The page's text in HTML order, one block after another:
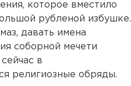
которое вместило
рубленой избушке.
давать имена
соборной мечети
в
религиозные обряды.